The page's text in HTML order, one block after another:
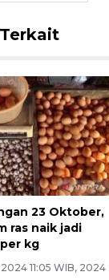
23 Oktober,
ras naik jadi
per kg
11:05 WIB, 2024